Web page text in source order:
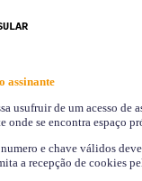
assinante
usufruir de um acesso
onde se encontra espaço
e chave válidos
a recepção de cookies